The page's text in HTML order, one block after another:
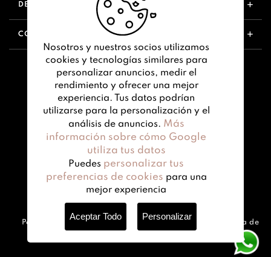
DESCUBRIR
CONTÁCTANOS
Política de privacidad
Política de
Nosotros y nuestros socios utilizamos
cookies y tecnologías similares para
personalizar anuncios, medir el
rendimiento y ofrecer una mejor
experiencia. Tus datos podrían
utilizarse para la personalización y el
análisis de anuncios. Más
información sobre cómo Google
utiliza tus datos
Puedes personalizar tus
preferencias de cookies para una
mejor experiencia
Aceptar Todo Personalizar